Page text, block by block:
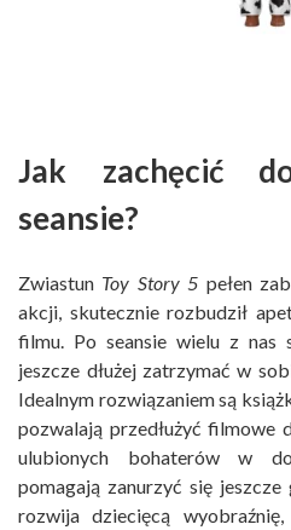
Jak zachęcić
seansie?
Zwiastun Toy Story 5 pełen
akcji, skutecznie rozbudził
filmu. Po seansie wielu z nas
jeszcze dłużej zatrzymać w
Idealnym rozwiązaniem są
pozwalają przedłużyć filmowe
ulubionych bohaterów w
pomagają zanurzyć się
rozwija dziecięcą